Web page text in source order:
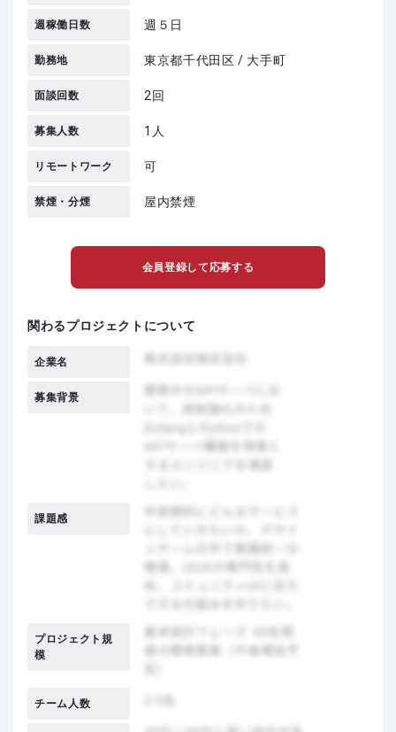
週稼働日数 週５日
勤務地 東京都千代田区 / 大手町
面談回数 2回
募集人数 1人
リモートワーク 可
禁煙・分煙 屋内禁煙
会員登録して応募する
関わるプロジェクトについて
企業名
募集背景
課題感
プロジェクト規
模
チーム人数